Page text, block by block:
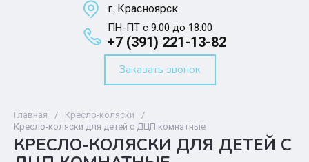
г. Красноярск
ПН-ПТ с 9:00 до 18:00
+7 (391) 221-13-82
Заказать звонок
Главная / Кресло-коляски
/
Кресло-коляски для детей с ДЦП комнатные
КРЕСЛО-КОЛЯСКИ ДЛЯ ДЕТЕЙ С